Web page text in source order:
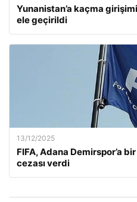
Yunanistan’a kaçma
ele geçirildi
13/12/2025
FIFA, Adana Demirspor’a
cezası verdi